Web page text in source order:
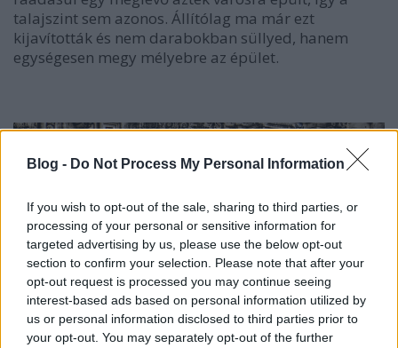
Blog - Do Not Process My Personal Information
If you wish to opt-out of the sale, sharing to third parties, or
processing of your personal or sensitive information for
targeted advertising by us, please use the below opt-out
section to confirm your selection. Please note that after your
opt-out request is processed you may continue seeing
interest-based ads based on personal information utilized by
us or personal information disclosed to third parties prior to
your opt-out. You may separately opt-out of the further
talajszint sem azonos. Állítólag ma már ezt
kijavították és nem darabokban süllyed, hanem
egységesen megy mélyebre az épület.